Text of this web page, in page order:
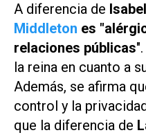
A diferencia de
Middleton es
relaciones públicas
la reina en cuanto a
Además, se afirma
control y la
que la diferencia de